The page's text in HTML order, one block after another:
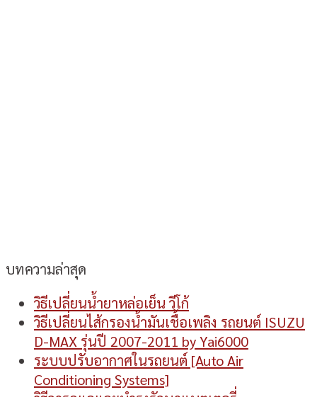
บทความล่าสุด
วิธีเปลี่ยนน้ำยาหล่อเย็น วีโก้
วิธีเปลี่ยนไส้กรองน้ำมันเชื้อเพลิง รถยนต์ ISUZU
D-MAX รุ่นปี 2007-2011 by Yai6000
ระบบปรับอากาศในรถยนต์ [Auto Air
Conditioning Systems]